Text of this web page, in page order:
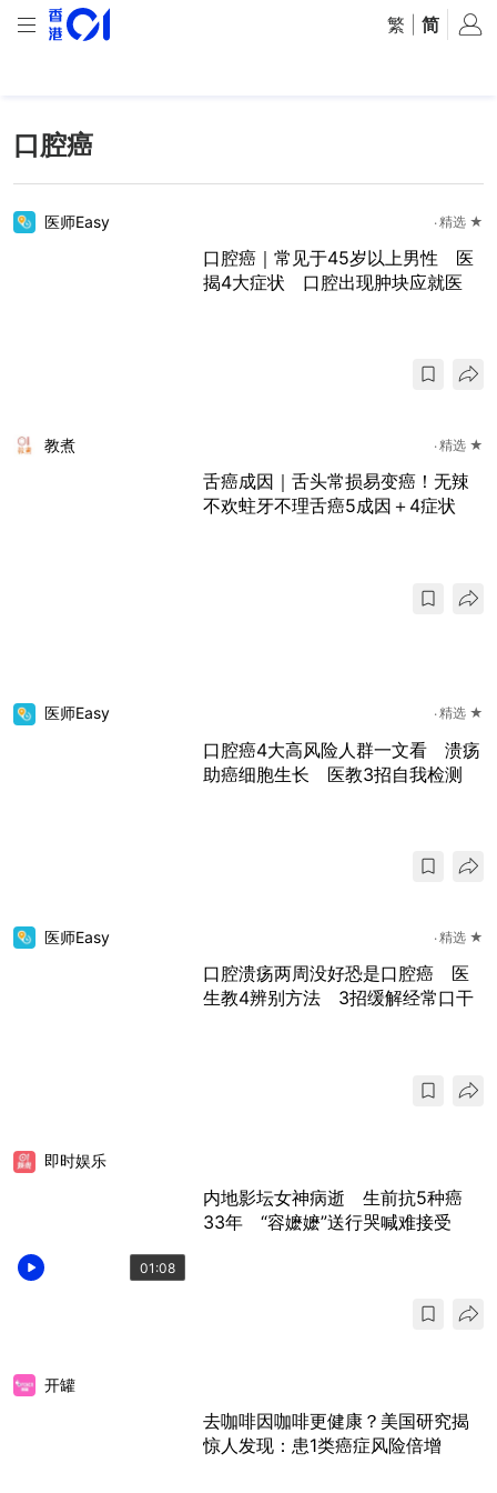
繁 简
口腔癌
医师Easy 精选 ★
口腔癌｜常见于45岁以上男性 医
揭4大症状 口腔出现肿块应就医
教煮 精选 ★
舌癌成因｜舌头常损易变癌！无辣
不欢蛀牙不理舌癌5成因＋4症状
医师Easy 精选 ★
口腔癌4大高风险人群一文看 溃疡
助癌细胞生长 医教3招自我检测
医师Easy 精选 ★
口腔溃疡两周没好恐是口腔癌 医
生教4辨别方法 3招缓解经常口干
01:08
即时娱乐
内地影坛女神病逝 生前抗5种癌
33年 “容嬷嬷”送行哭喊难接受
开罐
去咖啡因咖啡更健康？美国研究揭
惊人发现：患1类癌症风险倍增